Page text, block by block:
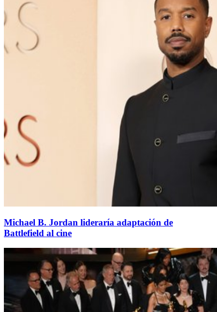
Michael B. Jordan lideraría adaptación de
Battlefield al cine